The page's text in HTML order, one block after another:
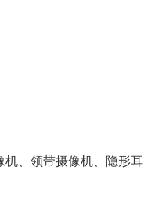
机、领带摄像机、隐形耳